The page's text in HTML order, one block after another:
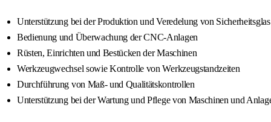
Unterstützung bei der Produktion und Veredelung von Sicherheitsglas
Bedienung und Überwachung der CNC-Anlagen
Rüsten, Einrichten und Bestücken der Maschinen
Werkzeugwechsel sowie Kontrolle von Werkzeugstandzeiten
Durchführung von Maß- und Qualitätskontrollen
Unterstützung bei der Wartung und Pflege von Maschinen und